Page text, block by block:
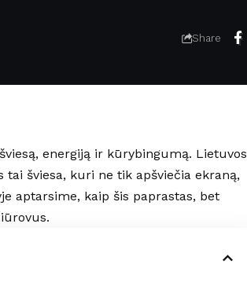
Share
energiją ir kūrybingumą. Lietuvos
šviesa, kuri ne tik apšviečia ekraną,
aptarsime, kaip šis paprastas, bet